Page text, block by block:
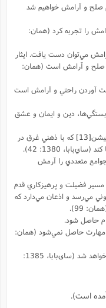
صلح و آرامش خواهيم شد
را تجربه کرد (همان:
مي‌توان دست يافت. ايثار
صلح و آرامش است (همان:
آوردن راحتي و آرامش است
دين و ايمان و عشق
[13]
که با ذهني غرق در
1380: 42).
متعددي را آرمش
فضيلت و پرهيزکاري قدم
مي‌رسد و اذعان مي‌دارد که
99).
حاصل شود.
مهارت حاصل نمي‌شود (همان:
با ياد خدا زندگي ما از آرامش و سعادت آکنده خواهد شد (سای‌بابا، 1385:
است).